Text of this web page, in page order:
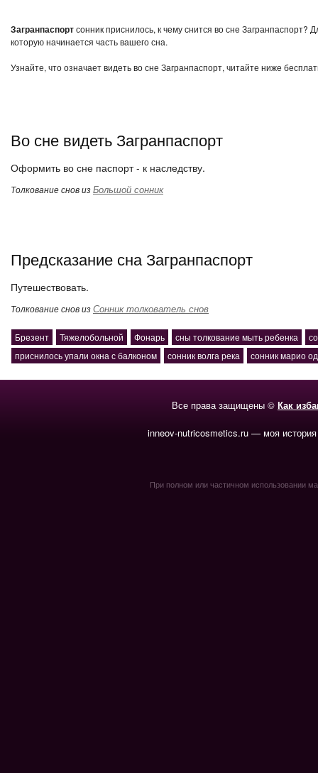
Загранпаспортсонник приснилось, к чему снится во сне
которую начинается часть вашего сна.
Узнайте, что означает видеть во сне Загранпаспорт, читайте ниже
Во сне видеть Загранпаспорт
Оформить во сне паспорт - к наследству.
Толкование снов изБольшой сонник
Предсказание сна Загранпаспорт
Путешествовать.
Толкование снов изСонник толкователь снов
Брезент Тяжелобольной Фонарь сны толкование мыть ребенка
приснилось упали окна с балконом
сонник волга река сонник марио
Все права защищены © Как
inneov-nutricosmetics.ru — моя
При полном или частичном использовании